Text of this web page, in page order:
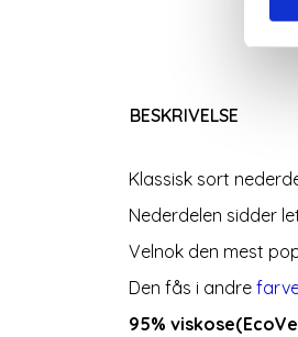
BESKRIVELSE
Klassisk sort
Nederdelen sidder
Velnok den mest
Den fås i andre
95%